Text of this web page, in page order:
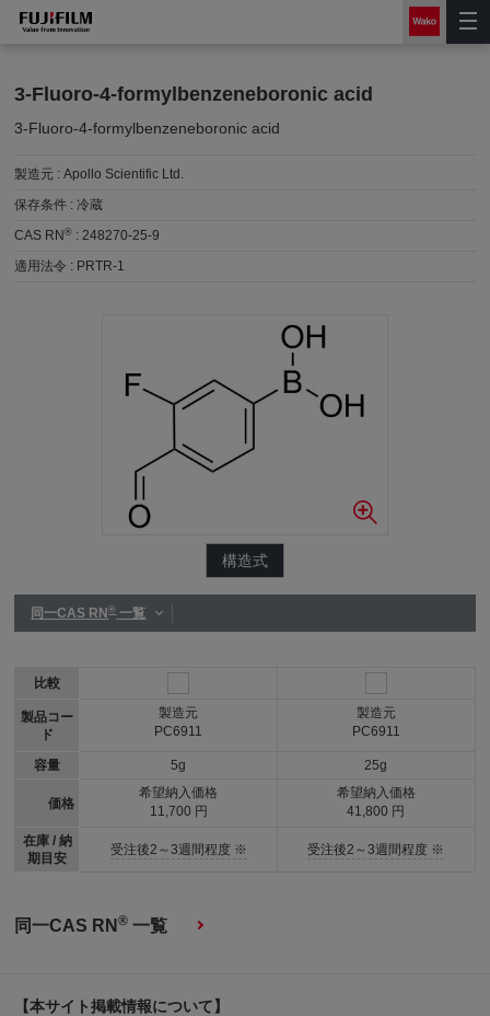
3-Fluoro-4-formylbenzeneboronic acid
3-Fluoro-4-formylbenzeneboronic acid
製造元 :Apollo Scientific Ltd.
保存条件 :冷蔵
CAS RN® :248270-25-9
適用法令 : PRTR-1
構造式
同一CAS RN®一覧
比較
製品コー
ド
容量
価格
在庫 / 納
期目安
製造元
PC6911
5g
希望納入価格
11,700 円
受注後2～3週間程度 ※
製造元
PC6911
25g
希望納入価格
41,800 円
受注後2～3週間程度 ※
同一CAS RN® 一覧
【本サイト掲載情報について】